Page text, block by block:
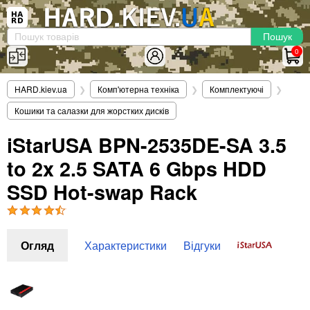
0
Вхід|Реєстрація×
(097)-938-03-73 Telegram WhatsApp
HARD.KIEV.UA
Послуги
Повернення / Обмін
Комп'ютери
Моноблоки
Персональні комп'ютери
Оперативна пам'ять
HARD.kiev.ua ❯ Комп'ютерна техніка ❯ Комплектуючі
❯
Кошики та салазки для жорстких дисків
iStarUSA BPN-2535DE-SA 3.5
to 2x 2.5 SATA 6 Gbps HDD
SSD Hot-swap Rack
Огляд Характеристики Відгуки